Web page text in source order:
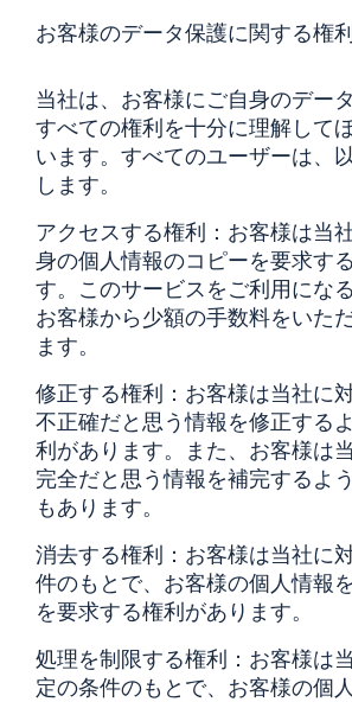
お客様のデータ保護に関する権
当社は、お客様にご自身のデー
すべての権利を十分に理解して
います。すべてのユーザーは、
します。
アクセスする権利：お客様は当
身の個人情報のコピーを要求す
す。このサービスをご利用にな
お客様から少額の手数料をいた
ます。
修正する権利：お客様は当社に
不正確だと思う情報を修正する
利があります。また、お客様は
完全だと思う情報を補完するよ
もあります。
消去する権利：お客様は当社に
件のもとで、お客様の個人情報
を要求する権利があります。
処理を制限する権利：お客様は
定の条件のもとで、お客様の個